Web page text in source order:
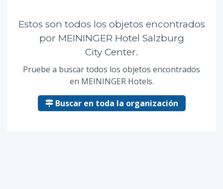
Estos son todos los objetos encontrados
por MEININGER Hotel Salzburg
City Center.
Pruebe a buscar todos los objetos encontrados
en MEININGER Hotels.
Buscar en toda la organización